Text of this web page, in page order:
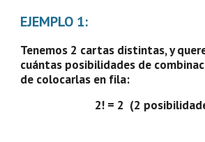
EJEMPLO 1:
Tenemos 2 cartas distintas, y
cuántas posibilidades de
de colocarlas en fila:
2! = 2  (2